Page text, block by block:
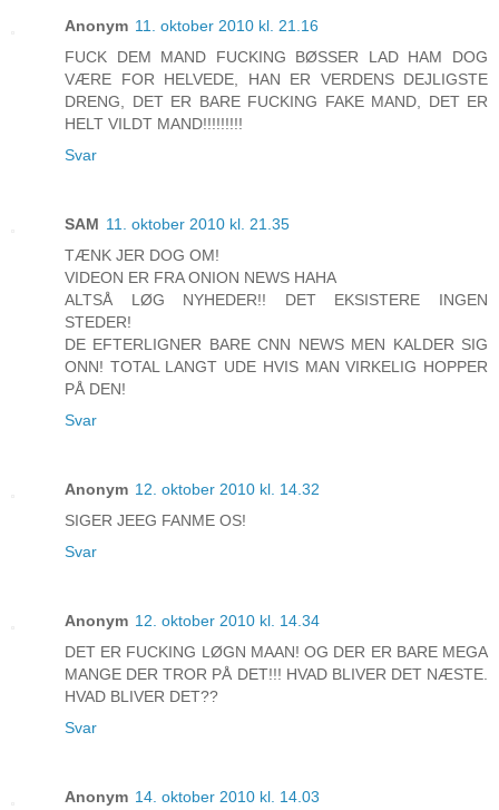
Anonym 11. oktober 2010 kl. 21.16
FUCK DEM MAND FUCKING BØSSER LAD HAM DOG
VÆRE FOR HELVEDE, HAN ER VERDENS DEJLIGSTE
DRENG, DET ER BARE FUCKING FAKE MAND, DET ER
HELT VILDT MAND!!!!!!!!!
Svar
SAM 11. oktober 2010 kl. 21.35
TÆNK JER DOG OM!
VIDEON ER FRA ONION NEWS HAHA
ALTSÅ LØG NYHEDER!! DET EKSISTERE INGEN
STEDER!
DE EFTERLIGNER BARE CNN NEWS MEN KALDER SIG
ONN! TOTAL LANGT UDE HVIS MAN VIRKELIG HOPPER
PÅ DEN!
Svar
Anonym 12. oktober 2010 kl. 14.32
SIGER JEEG FANME OS!
Svar
Anonym 12. oktober 2010 kl. 14.34
DET ER FUCKING LØGN MAAN! OG DER ER BARE MEGA
MANGE DER TROR PÅ DET!!! HVAD BLIVER DET NÆSTE.
HVAD BLIVER DET??
Svar
Anonym 14. oktober 2010 kl. 14.03